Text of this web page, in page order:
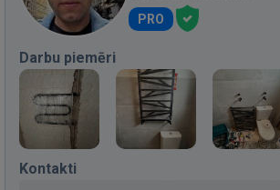
PRO
Darbu piemēri
Kontakti